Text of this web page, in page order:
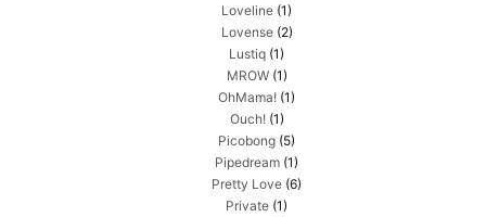
Loveline (1)
Lovense(2)
Lustiq (1)
MROW(1)
OhMama! (1)
Ouch!(1)
Picobong (5)
Pipedream (1)
Pretty Love (6)
Private (1)